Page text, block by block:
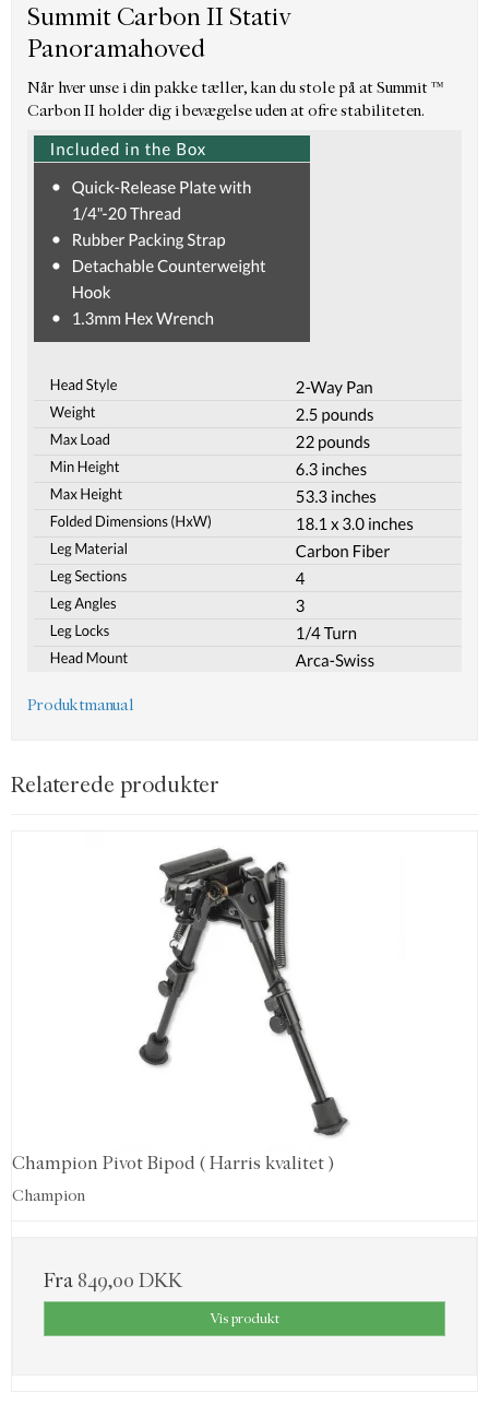
Summit Carbon II Stativ
Panoramahoved
Når hver unse i din pakke tæller, kan du stole på at Summit ™
Carbon II holder dig i bevægelse uden at ofre stabiliteten.
Produktmanual
Relaterede produkter
Champion Pivot Bipod ( Harris kvalitet )
Champion
Fra 849,00 DKK
Vis produkt